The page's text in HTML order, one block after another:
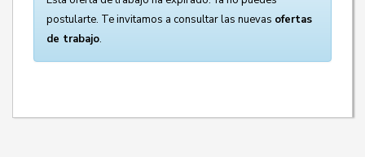
postularte. Te invitamos a consultar las nuevas ofertas
de trabajo.